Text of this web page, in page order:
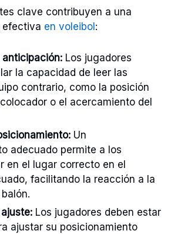
clave contribuyen a una
efectiva en voleibol:
anticipación: Los jugadores
la capacidad de leer las
contrario, como la posición
o el acercamiento del
Un
adecuado permite a los
en el lugar correcto en el
facilitando la reacción a la
Los jugadores deben estar
ajustar su posicionamiento